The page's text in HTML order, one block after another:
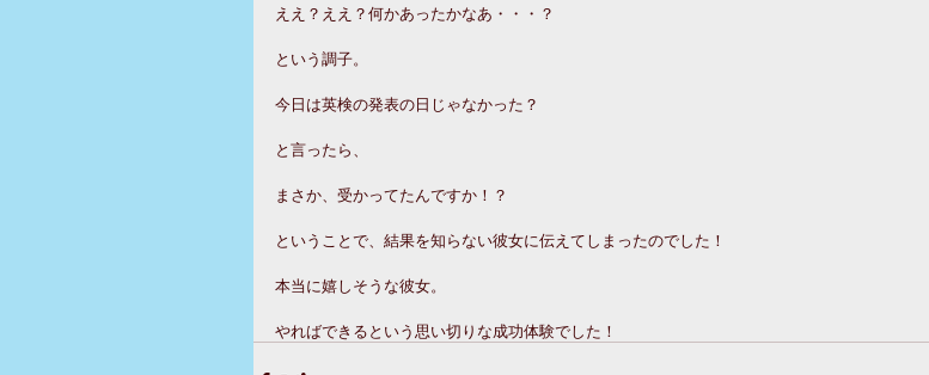
ええ？ええ？何かあったかなあ・・・？
という調子。
今日は英検の発表の日じゃなかった？
と言ったら、
まさか、受かってたんですか！？
ということで、結果を知らない彼女に伝えてしまったのでした！
本当に嬉しそうな彼女。
やればできるという思い切りな成功体験でした！